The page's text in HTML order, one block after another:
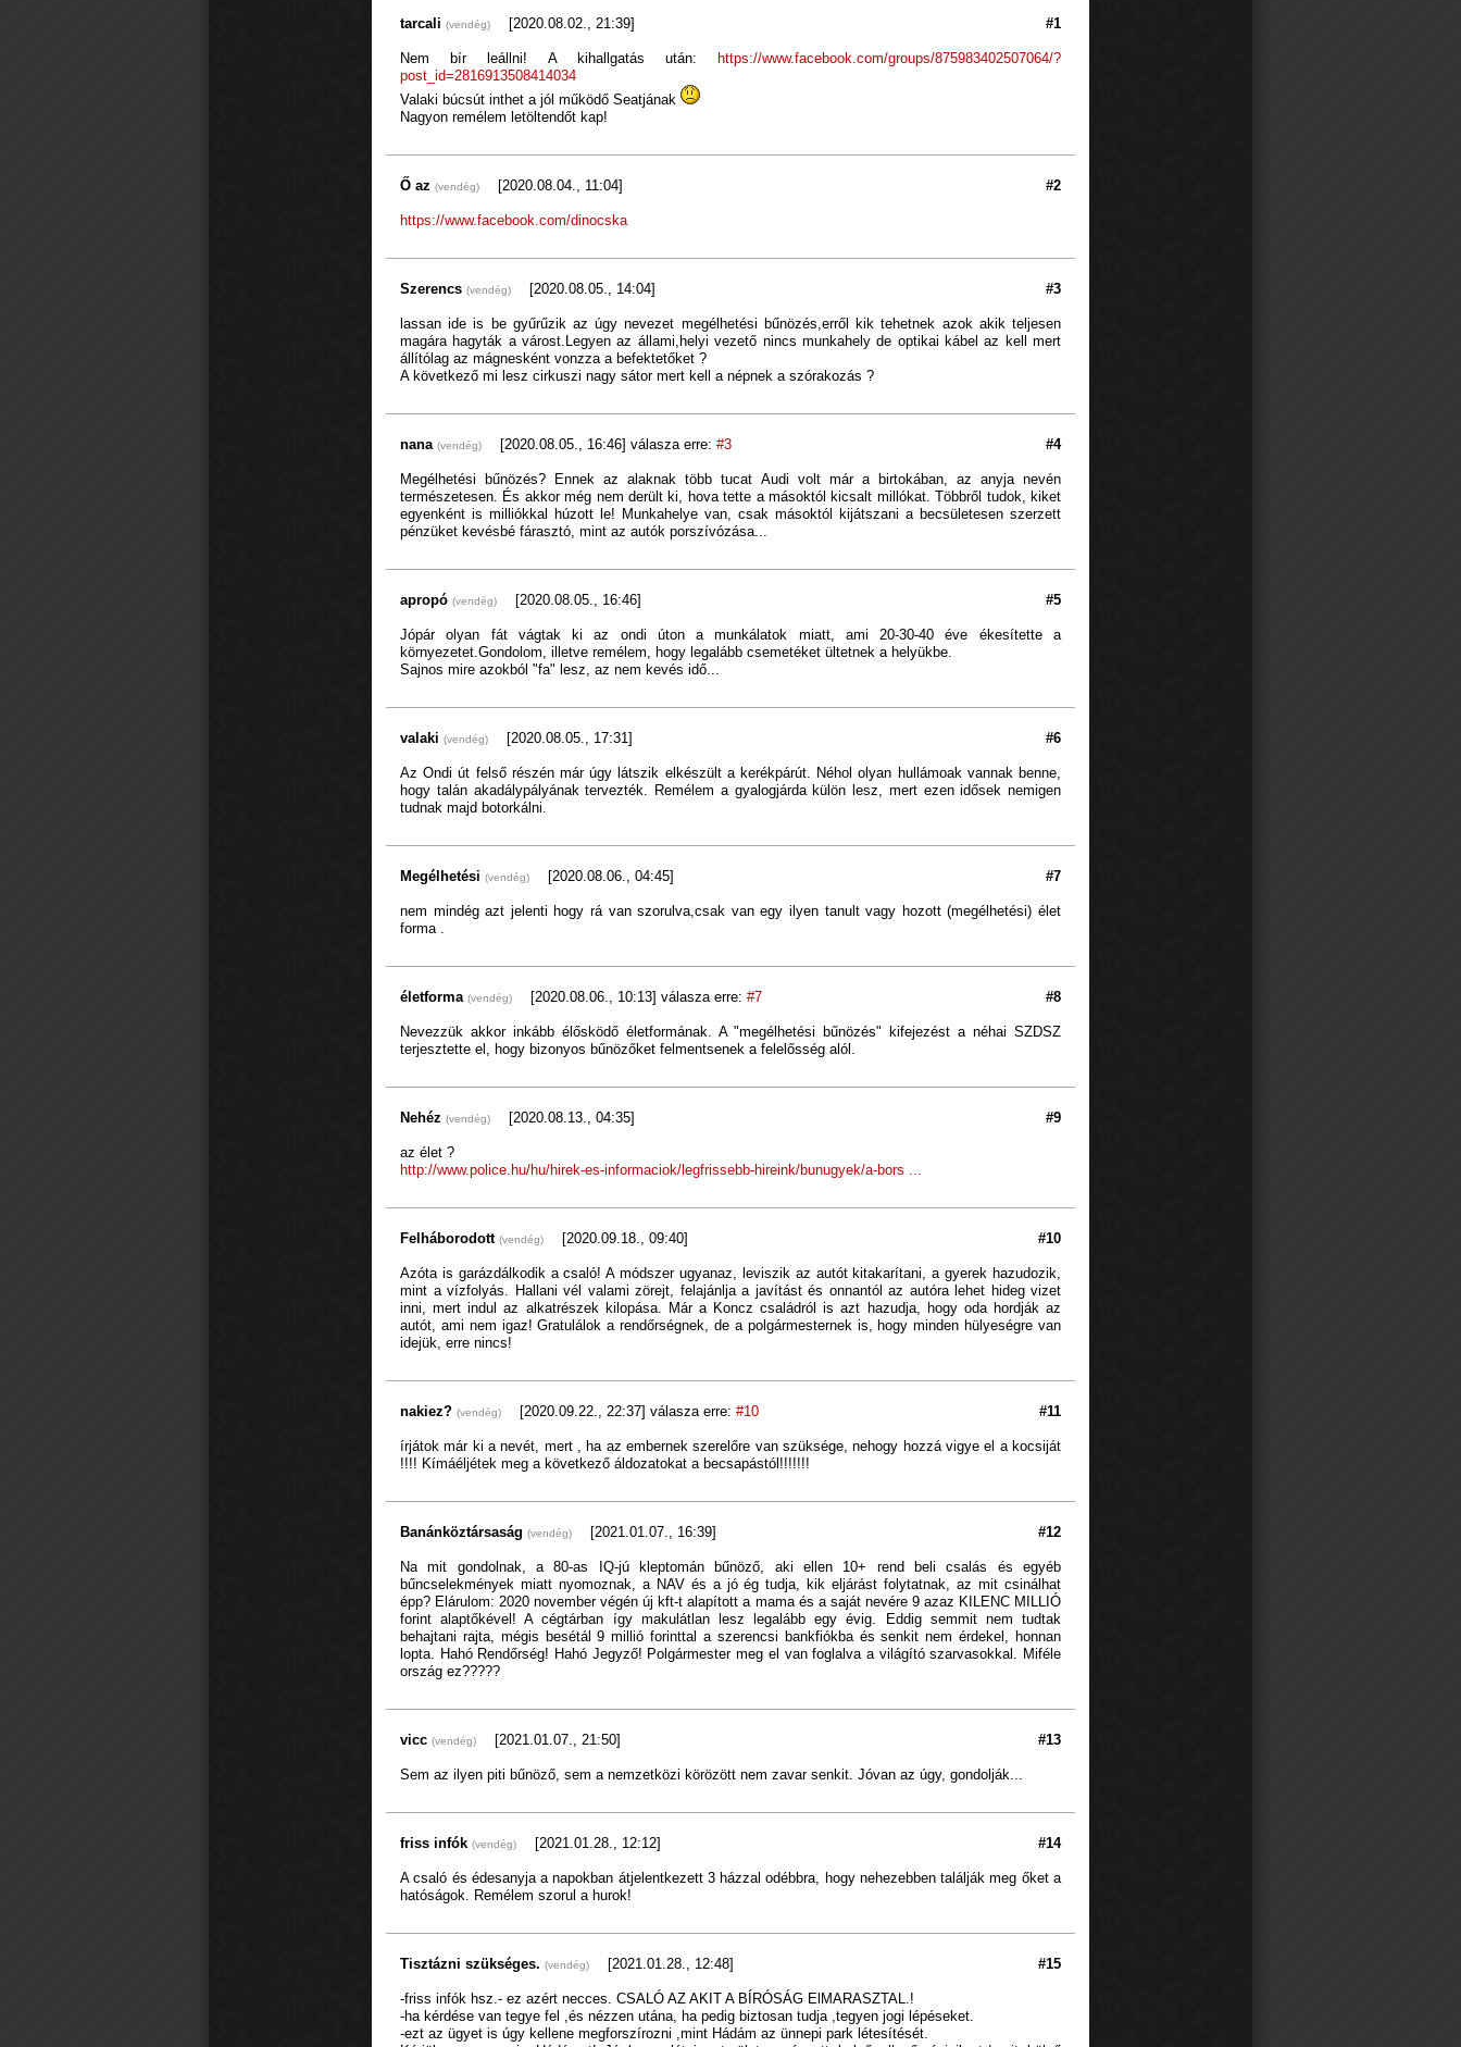
tarcali (vendég) [2020.08.02., 21:39] #1
Nem bír leállni! A kihallgatás után:
https://www.facebook.com/groups/875983402507064/?
post_id=2816913508414034
Valaki búcsút inthet a jól működő Seatjának
Nagyon remélem letöltendőt kap!
Ő az (vendég) [2020.08.04., 11:04] #2
https://www.facebook.com/dinocska
Szerencs (vendég) [2020.08.05., 14:04] #3
lassan ide is be gyűrűzik az úgy nevezet megélhetési bűnözés,erről kik tehetnek azok akik teljesen
magára hagyták a várost.Legyen az állami,helyi vezető nincs munkahely de optikai kábel az kell mert
állítólag az mágnesként vonzza a befektetőket ?
A következő mi lesz cirkuszi nagy sátor mert kell a népnek a szórakozás ?
nana (vendég) [2020.08.05., 16:46] válasza erre: #3 #4
Megélhetési bűnözés? Ennek az alaknak több tucat Audi volt már a birtokában, az anyja nevén
természetesen. És akkor még nem derült ki, hova tette a másoktól kicsalt millókat. Többről tudok, kiket
egyenként is milliókkal húzott le! Munkahelye van, csak másoktól kijátszani a becsületesen szerzett
pénzüket kevésbé fárasztó, mint az autók porszívózása...
apropó (vendég) [2020.08.05., 16:46] #5
Jópár olyan fát vágtak ki az ondi úton a munkálatok miatt, ami 20-30-40 éve ékesítette a
környezetet.Gondolom, illetve remélem, hogy legalább csemetéket ültetnek a helyükbe.
Sajnos mire azokból "fa" lesz, az nem kevés idő...
valaki (vendég) [2020.08.05., 17:31] #6
Az Ondi út felső részén már úgy látszik elkészült a kerékpárút. Néhol olyan hullámoak vannak benne,
hogy talán akadálypályának tervezték. Remélem a gyalogjárda külön lesz, mert ezen idősek nemigen
tudnak majd botorkálni.
Megélhetési (vendég) [2020.08.06., 04:45] #7
nem mindég azt jelenti hogy rá van szorulva,csak van egy ilyen tanult vagy hozott (megélhetési) élet
forma .
életforma (vendég) [2020.08.06., 10:13] válasza erre: #7 #8
Nevezzük akkor inkább élősködő életformának. A "megélhetési bűnözés" kifejezést a néhai SZDSZ
terjesztette el, hogy bizonyos bűnözőket felmentsenek a felelősség alól.
Nehéz (vendég) [2020.08.13., 04:35] #9
az élet ?
http://www.police.hu/hu/hirek-es-informaciok/legfrissebb-hireink/bunugyek/a-bors ...
Felháborodott (vendég) [2020.09.18., 09:40] #10
Azóta is garázdálkodik a csaló! A módszer ugyanaz, leviszik az autót kitakarítani, a gyerek hazudozik,
mint a vízfolyás. Hallani vél valami zörejt, felajánlja a javítást és onnantól az autóra lehet hideg vizet
inni, mert indul az alkatrészek kilopása. Már a Koncz családról is azt hazudja, hogy oda hordják az
autót, ami nem igaz! Gratulálok a rendőrségnek, de a polgármesternek is, hogy minden hülyeségre van
idejük, erre nincs!
nakiez? (vendég) [2020.09.22., 22:37] válasza erre: #10 #11
írjátok már ki a nevét, mert , ha az embernek szerelőre van szüksége, nehogy hozzá vigye el a kocsiját
!!!! Kímáéljétek meg a következő áldozatokat a becsapástól!!!!!!!
Banánköztársaság (vendég) [2021.01.07., 16:39] #12
Na mit gondolnak, a 80-as IQ-jú kleptomán bűnöző, aki ellen 10+ rend beli csalás és egyéb
bűncselekmények miatt nyomoznak, a NAV és a jó ég tudja, kik eljárást folytatnak, az mit csinálhat
épp? Elárulom: 2020 november végén új kft-t alapított a mama és a saját nevére 9 azaz KILENC MILLIÓ
forint alaptőkével! A cégtárban így makulátlan lesz legalább egy évig. Eddig semmit nem tudtak
behajtani rajta, mégis besétál 9 millió forinttal a szerencsi bankfiókba és senkit nem érdekel, honnan
lopta. Hahó Rendőrség! Hahó Jegyző! Polgármester meg el van foglalva a világító szarvasokkal. Miféle
ország ez?????
vicc (vendég) [2021.01.07., 21:50] #13
Sem az ilyen piti bűnöző, sem a nemzetközi körözött nem zavar senkit. Jóvan az úgy, gondolják...
friss infók (vendég) [2021.01.28., 12:12] #14
A csaló és édesanyja a napokban átjelentkezett 3 házzal odébbra, hogy nehezebben találják meg őket a
hatóságok. Remélem szorul a hurok!
Tisztázni szükséges. (vendég) [2021.01.28., 12:48] #15
-friss infók hsz.- ez azért necces. CSALÓ AZ AKIT A BÍRÓSÁG ElMARASZTAL.!
-ha kérdése van tegye fel ,és nézzen utána, ha pedig biztosan tudja ,tegyen jogi lépéseket.
-ezt az ügyet is úgy kellene megforszírozni ,mint Hádám az ünnepi park létesítését.